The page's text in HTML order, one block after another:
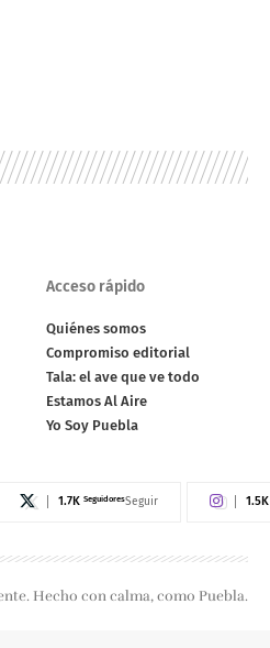
Acceso rápido
Quiénes somos
Compromiso editorial
Tala: el ave que ve todo
Estamos Al Aire
Yo Soy Puebla
1.7K SeguidoresSeguir 1.5K
Hecho con calma, como Puebla.